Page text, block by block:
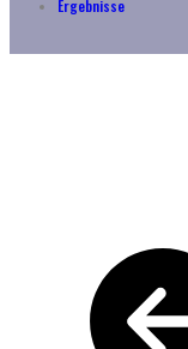
Ergebnisse